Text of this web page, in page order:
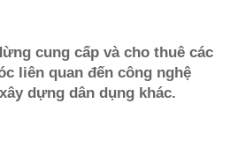
cung cấp và cho thuê các
liên quan đến công nghệ
dựng dân dụng khác.